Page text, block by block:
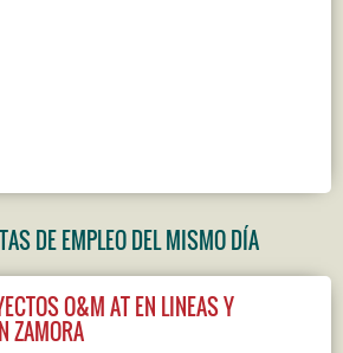
DE EMPLEO DEL MISMO DÍA
O&M AT EN LINEAS Y
ZAMORA